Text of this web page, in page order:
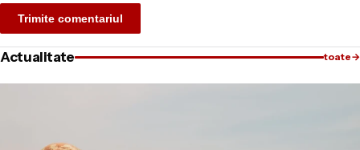
Actualitate toate→